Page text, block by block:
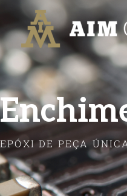
para
o
conteúdo
EPÓXI DE PEÇA
Post
navigation